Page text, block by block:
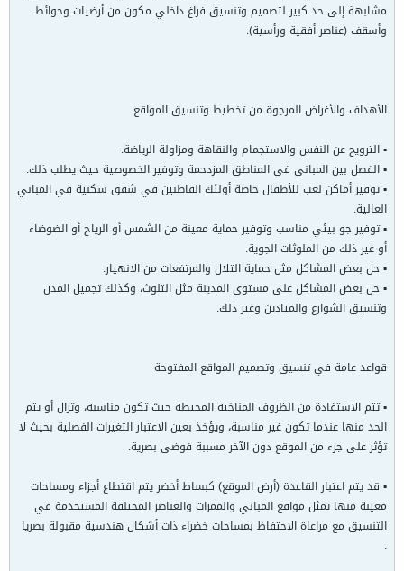
مشابهة إلى حد كبير لتصميم وتنسيق فراغ داخلي مكون من أرضيات وحوائط
وأسقف (عناصر أفقية ورأسية).
الأهداف والأغراض المرجوة من تخطيط وتنسيق المواقع
▪ الترويح عن النفس والاستجمام والنقاهة ومزاولة الرياضة.
▪ الفصل بين المباني في المناطق المزدحمة وتوفير الخصوصية حيث يطلب ذلك.
▪ توفير أماكن لعب للأطفال خاصة أولئك القاطنين في شقق سكنية في المباني
العالية.
▪ توفير جو بيئي مناسب وتوفير حماية معينة من الشمس أو الرياح أو الضوضاء
أو غير ذلك من الملوثات الجوية.
▪ حل بعض المشاكل مثل حماية التلال والمرتفعات من الانهيار.
▪ حل بعض المشاكل على مستوى المدينة مثل التلوث، وكذلك تجميل المدن
وتنسيق الشوارع والميادين وغير ذلك.
قواعد عامة في تنسيق وتصميم المواقع المفتوحة
▪ تتم الاستفادة من الظروف المناخية المحيطة حيث تكون مناسبة، وتزال أو يتم
الحد منها عندما تكون غير مناسبة، ويؤخذ بعين الاعتبار التغيرات الفصلية بحيث لا
تؤثر على جزء من الموقع دون الآخر مسببة فوضى بصرية.
▪ قد يتم اعتبار القاعدة (أرض الموقع) كبساط أخضر يتم اقتطاع أجزاء ومساحات
معينة منها تمثل مواقع المباني والممرات والعناصر المختلفة المستخدمة في
التنسيق مع مراعاة الاحتفاظ بمساحات خضراء ذات أشكال هندسية مقبولة بصريا
.